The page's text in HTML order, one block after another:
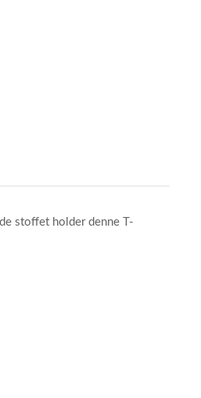
stoffet holder denne T-